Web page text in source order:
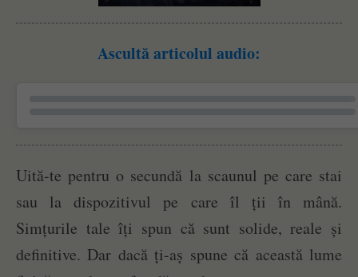
Ascultă articolul audio:
Uită-te pentru o secundă la scaunul pe care stai
sau la dispozitivul pe care îl ții în mână.
Simțurile tale îți spun că sunt solide, reale și
definitive. Dar dacă ți-aș spune că această lume